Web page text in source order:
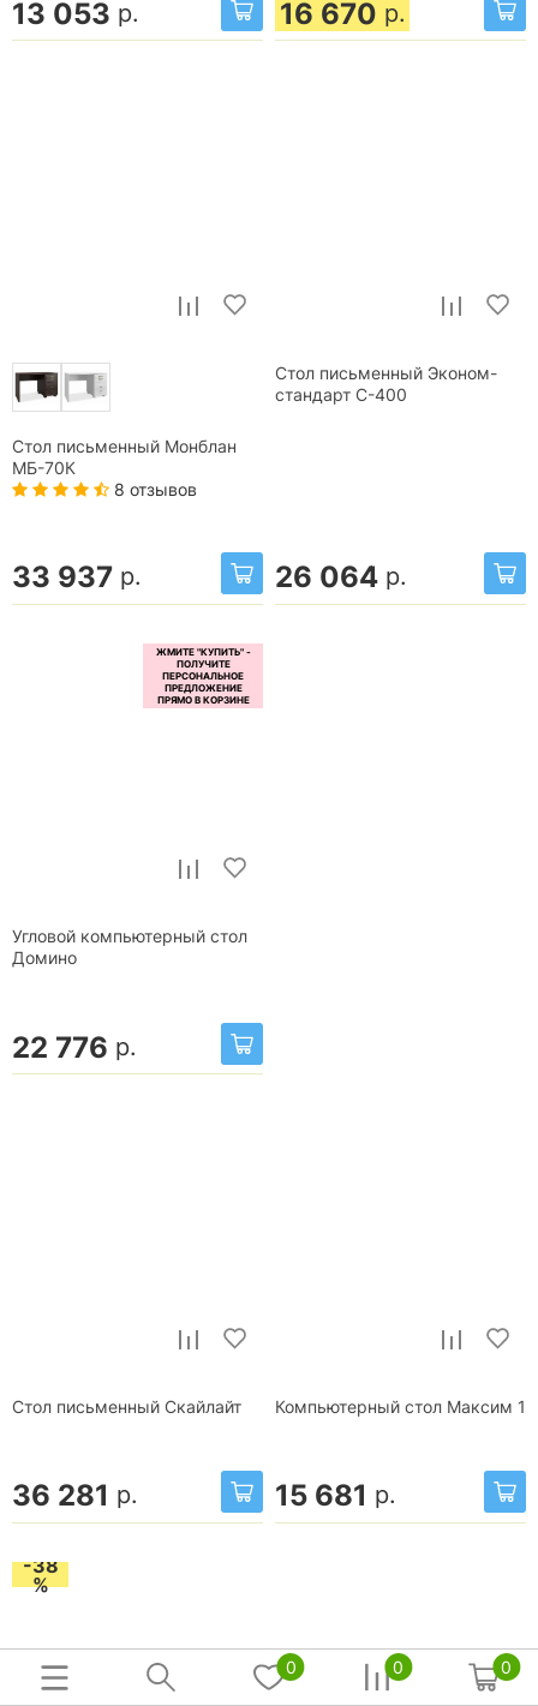
13 053 р. 16 670 р.
Стол письменный Монблан
МБ-70К
8 отзывов
33 937 р.
Стол письменный Эконом-
стандарт С-400
26 064 р.
Угловой компьютерный стол
Домино
22 776 р.
Стол письменный Скайлайт
36 281 р.
Компьютерный стол Максим 1
15 681 р.
-38
%
0 0 0